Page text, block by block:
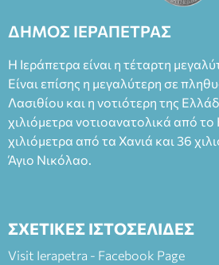
Καπουράνη, νικητή του βραβείου
Φεδερίκο. Σκηνοθεσία: Βαγγέλης
άνω των 65 Προπώληση:
Πλαστήρα), E&G Mini market
και στο more.com Χώρος: 3ο
(Είσοδος ΕΠΑ.Λ.) Έναρξη 21:15
ΘΕΑΤΡΙΚΕΣ ΠΑΡΑΓΩΓΕΣ ΕΕ
ΔΗΜΟΣ ΙΕΡΑΠΕΤΡΑΣ
Η Ιεράπετρα είναι η τέταρτη
Είναι επίσης η μεγαλύτερη σε
Λασιθίου και η νοτιότερη της
χιλιόμετρα νοτιοανατολικά από
χιλιόμετρα από τα Χανιά και 36
Άγιο Νικόλαο.
ΣΧΕΤΙΚΕΣ ΙΣΤΟΣΕΛΙΔΕΣ
Visit Ierapetra - Facebook Page